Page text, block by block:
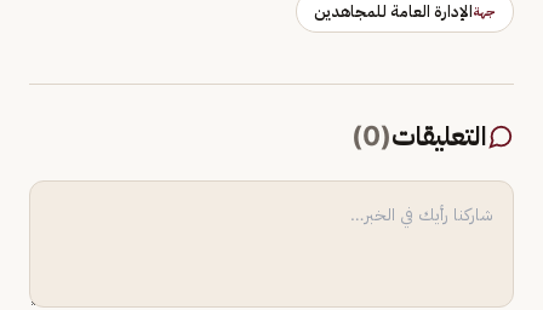
جهةالإدارة العامة للمجاهدين
التعليقات(
0
)